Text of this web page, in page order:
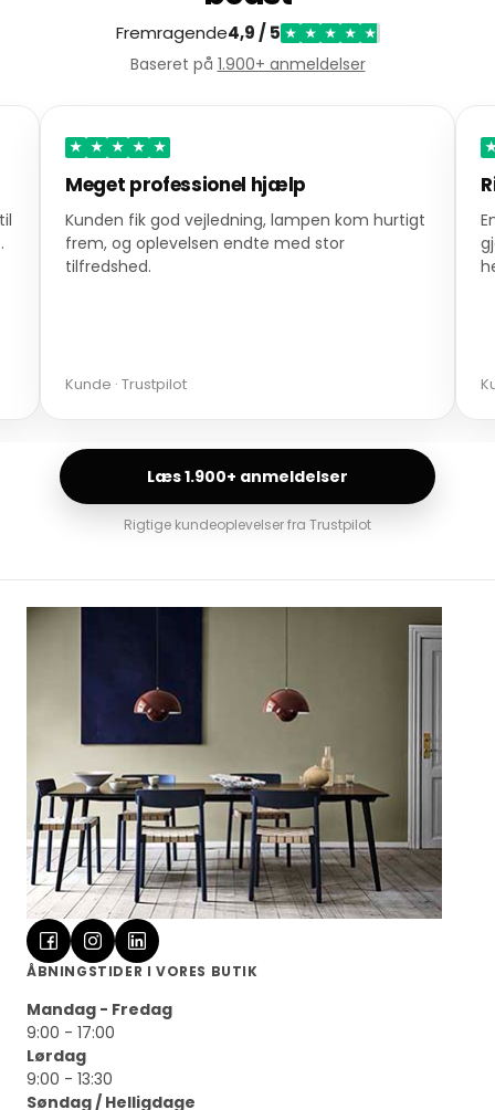
Fremragende4,9 / 5 ★ ★ ★ ★ ★
Baseret på 1.900+ anmeldelser
★ ★ ★ ★ ★
Meget professionel hjælp
Kunden fik god vejledning, lampen kom hurtigt
frem, og oplevelsen endte med stor
tilfredshed.
Kunde · Trustpilot
★
Læs 1.900+ anmeldelser
Rigtige kundeoplevelser fra Trustpilot
ÅBNINGSTIDER I VORES BUTIK
Mandag - Fredag
9:00 - 17:00
Lørdag
9:00 - 13:30
Søndag / Helligdage